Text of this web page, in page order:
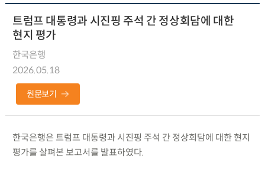
트럼프 대통령과 시진핑 주석 간 정상회담에 대한
현지 평가
한국은행
2026.05.18
원문보기
한국은행은 트럼프 대통령과 시진핑 주석 간 정상회담에 대한 현지
평가를 살펴본 보고서를 발표하였다.